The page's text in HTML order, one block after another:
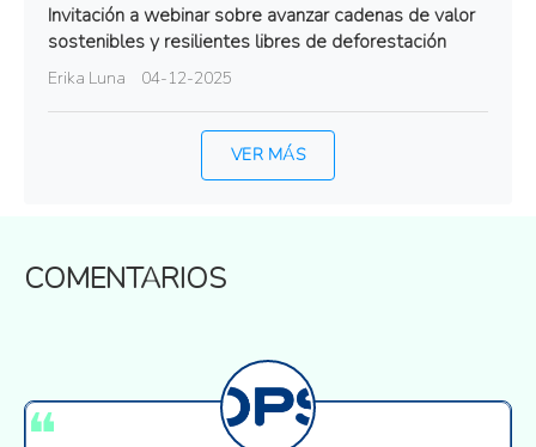
Invitación a webinar sobre avanzar cadenas de valor
sostenibles y resilientes libres de deforestación
Erika Luna 04-12-2025
VER MÁS
COMENTARIOS